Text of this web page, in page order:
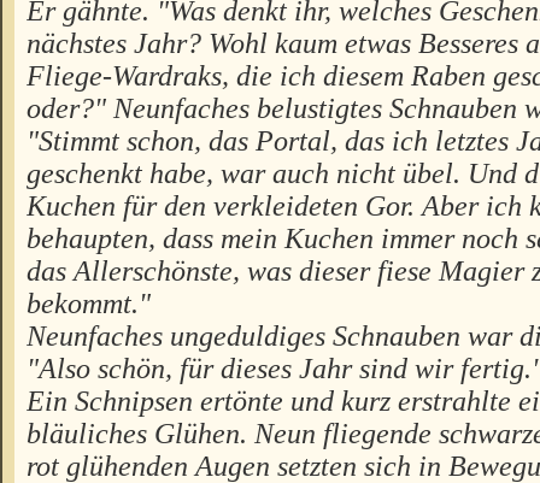
Er gähnte. "Was denkt ihr, welches
nächstes Jahr? Wohl kaum etwas Besseres
Fliege-Wardraks, die ich diesem Raben
oder?" Neunfaches belustigtes Schnauben
"Stimmt schon, das Portal, das ich letztes
geschenkt habe, war auch nicht übel. Und
Kuchen für den verkleideten Gor. Aber ich
behaupten, dass mein Kuchen immer noch
das Allerschönste, was dieser fiese Magier
bekommt."
Neunfaches ungeduldiges Schnauben war
"Also schön, für dieses Jahr sind wir
Ein Schnipsen ertönte und kurz erstrahlte
bläuliches Glühen. Neun fliegende
rot glühenden Augen setzten sich in